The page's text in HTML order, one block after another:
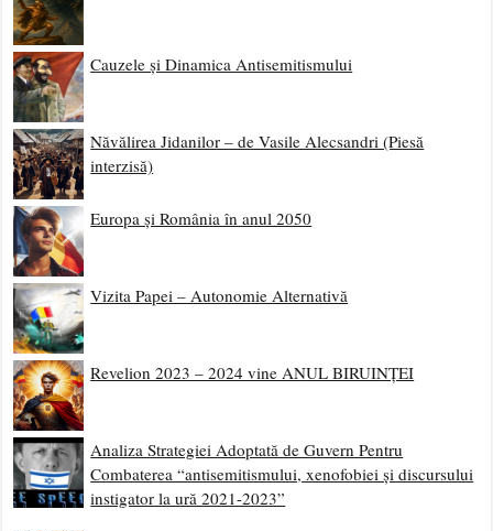
Cauzele și Dinamica Antisemitismului
Năvălirea Jidanilor – de Vasile Alecsandri (Piesă
interzisă)
Europa și România în anul 2050
Vizita Papei – Autonomie Alternativă
Revelion 2023 – 2024 vine ANUL BIRUINȚEI
Analiza Strategiei Adoptată de Guvern Pentru
Combaterea “antisemitismului, xenofobiei și discursului
instigator la ură 2021-2023”